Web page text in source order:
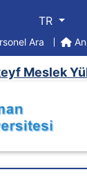
TR
Ara
Meslek